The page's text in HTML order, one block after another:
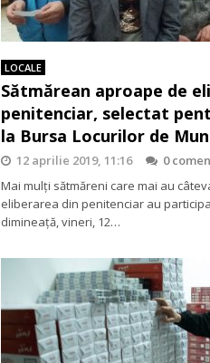
LOCALE
Sătmărean aproape de
penitenciar, selectat
la Bursa Locurilor de
12 aprilie 2019, 11:16
0
Mai mulți sătmăreni care mai au
eliberarea din penitenciar au
dimineață, vineri, 12…